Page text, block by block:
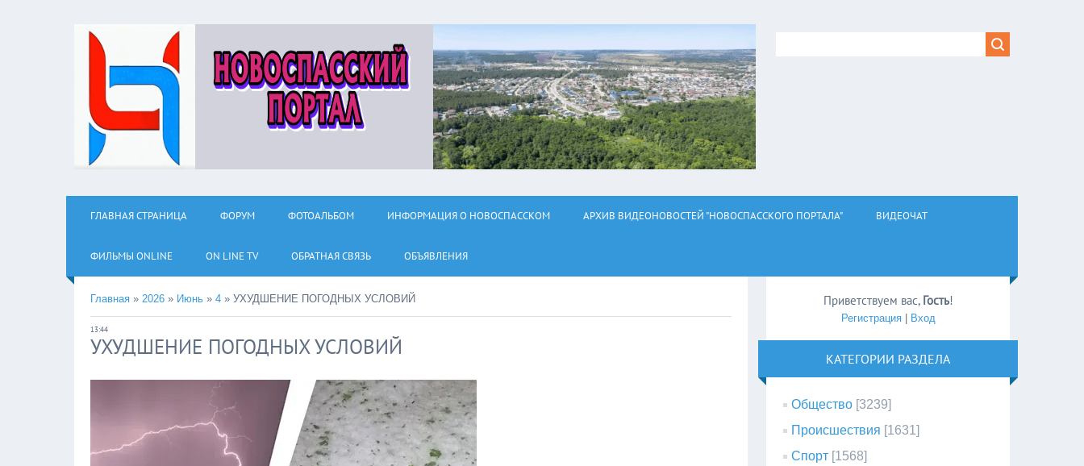
ГЛАВНАЯ СТРАНИЦА ФОРУМ ФОТОАЛЬБОМ ИНФОРМАЦИЯ О НОВОСПАССКОМ АРХИВ ВИДЕОНОВОСТЕЙ "НОВОСПАССКОГО ПОРТАЛА" ВИДЕОЧАТ
ФИЛЬМЫ ОNLINE ON LINE TV ОБРАТНАЯ СВЯЗЬ ОБЪЯВЛЕНИЯ
Главная » 2026 » Июнь » 4 » УХУДШЕНИЕ ПОГОДНЫХ УСЛОВИЙ
13:44
УХУДШЕНИЕ ПОГОДНЫХ УСЛОВИЙ
Приветствуем вас, Гость!
Регистрация| Вход
КАТЕГОРИИ РАЗДЕЛА
Общество [3239]
Происшествия [1631]
Спорт [1568]